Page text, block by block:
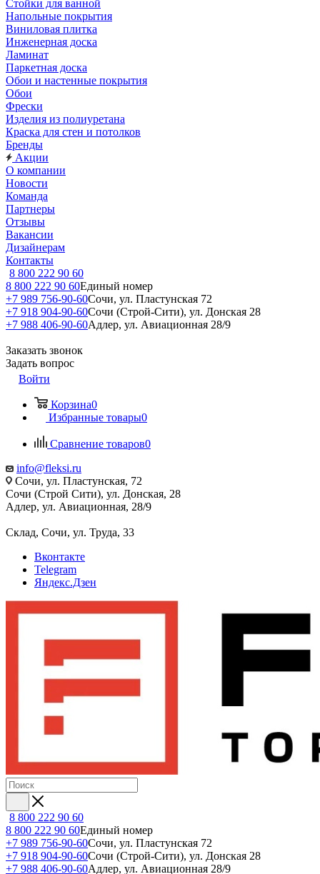
Стойки для ванной
Напольные покрытия
Виниловая плитка
Инженерная доска
Ламинат
Паркетная доска
Обои и настенные покрытия
Обои
Фрески
Изделия из полиуретана
Краска для стен и потолков
Бренды
Акции
О компании
Новости
Команда
Партнеры
Отзывы
Вакансии
Дизайнерам
Контакты
8 800 222 90 60
8 800 222 90 60Единый номер
+7 989 756-90-60Сочи, ул. Пластунская 72
+7 918 904-90-60Сочи (Строй-Сити), ул. Донская 28
+7 988 406-90-60Адлер, ул. Авиационная 28/9
Заказать звонок
Задать вопрос
Войти
Корзина0
Избранные товары0
Сравнение товаров0
info@fleksi.ru
Сочи, ул. Пластунская, 72
Сочи (Строй Сити), ул. Донская, 28
Адлер, ул. Авиационная, 28/9
Склад, Сочи, ул. Труда, 33
Вконтакте
Telegram
Яндекс.Дзен
8 800 222 90 60
8 800 222 90 60Единый номер
+7 989 756-90-60Сочи, ул. Пластунская 72
+7 918 904-90-60Сочи (Строй-Сити), ул. Донская 28
+7 988 406-90-60Адлер, ул. Авиационная 28/9